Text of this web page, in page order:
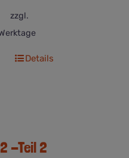
zzgl.
Details
-Teil 2